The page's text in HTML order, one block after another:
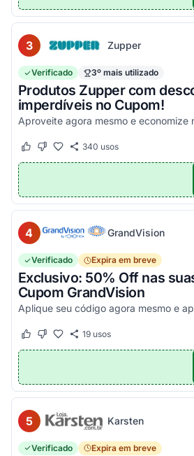
3 Zupper
Verificado 3º mais utilizado
Produtos Zupper com
imperdíveis no Cupom!
Aproveite agora mesmo e economize
Este cupom funcionou
Este cupom não funcionou
340 usos
4 GrandVision
Verificado Expira em breve
Exclusivo: 50% Off nas
Cupom GrandVision
Este cupom funcionou
Este cupom não funcionou
19usos
5 Karsten
Verificado Expira em breve